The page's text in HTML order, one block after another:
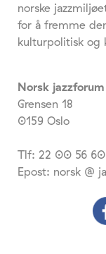
norske
for å fremme
kulturpolitisk og
Norsk jazzforum
Grensen 18
0159 Oslo
Tlf: 22 00 56 60
Epost: norsk @